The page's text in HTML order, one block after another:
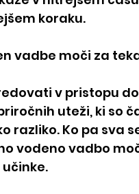
koraku.
vadbe moči za
v pristopu
uteži, ki so
razliko. Ko pa sva
vodeno vadbo